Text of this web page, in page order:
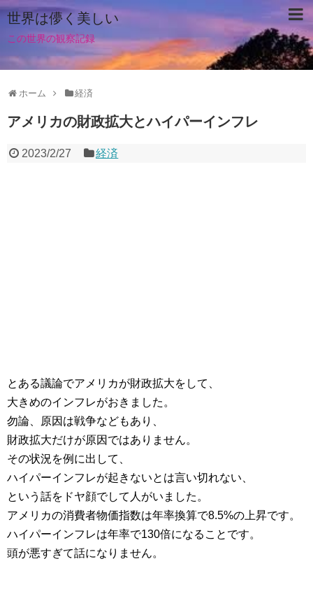
世界は儚く美しい
この世界の観察記録
ホーム 経済
アメリカの財政拡大とハイパーインフレ
2023/2/27 経済
とある議論でアメリカが財政拡大をして、
大きめのインフレがおきました。
勿論、原因は戦争などもあり、
財政拡大だけが原因ではありません。
その状況を例に出して、
ハイパーインフレが起きないとは言い切れない、
という話をドヤ顔でして人がいました。
アメリカの消費者物価指数は年率換算で8.5%の上昇です。
ハイパーインフレは年率で130倍になることです。
頭が悪すぎて話になりません。